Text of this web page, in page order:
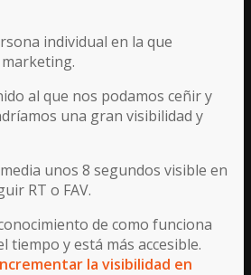
individual en la que
al que nos podamos ceñir y
una gran visibilidad y
unos 8 segundos visible en
RT o FAV.
de como funciona
y está más accesible.
la visibilidad en